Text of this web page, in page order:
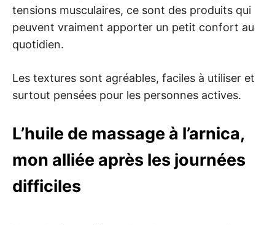
tensions musculaires, ce sont des produits qui
peuvent vraiment apporter un petit confort au
quotidien.
Les textures sont agréables, faciles à utiliser et
surtout pensées pour les personnes actives.
L’huile de massage à l’arnica,
mon alliée après les journées
difficiles